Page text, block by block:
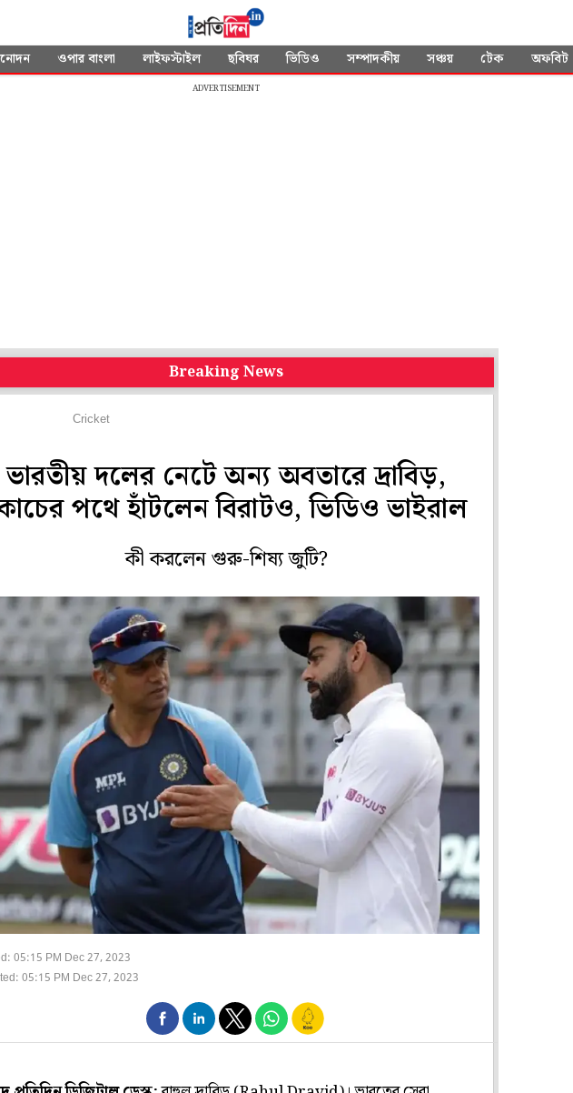
ওপার বাংলা লাইফস্টাইল ছবিঘর ভিডিও সম্পাদকীয় সঞ্চয় টেক অফবিট
ADVERTISEMENT
Breaking News
Cricket
ভারতীয় দলের নেটে অন্য অবতারে দ্রাবিড়,
পথে হাঁটলেন বিরাটও, ভিডিও ভাইরাল
কী করলেন গুরু-শিষ্য জুটি?
05:15 PM Dec 27, 2023
05:15 PM Dec 27, 2023